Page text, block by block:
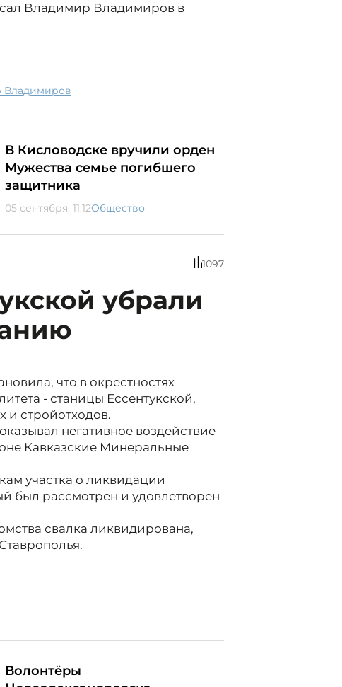
Владимир Владимиров в
Владимиров
В Кисловодске вручили орден
Мужества семье погибшего
защитника
05 сентября, 11:12Общество
1097
убрали
что в окрестностях
- станицы Ессентукской,
и стройотходов.
негативное воздействие
Кавказские Минеральные
участка о ликвидации
был рассмотрен и удовлетворен
свалка ликвидирована,
Волонтёры